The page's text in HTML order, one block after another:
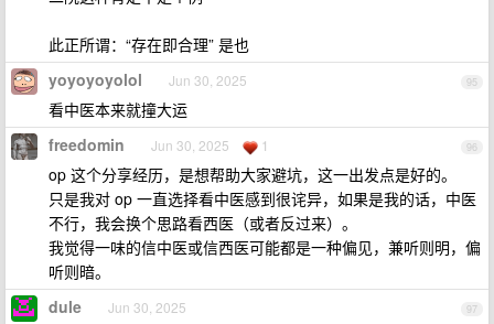
此正所谓：“存在即合理” 是也
95
yoyoyoyolol Jun 30, 2025
看中医本来就撞大运
96
freedomin Jun 30, 2025 1
op 这个分享经历，是想帮助大家避坑，这一出发点是好的。
只是我对 op 一直选择看中医感到很诧异，如果是我的话，中医
不行，我会换个思路看西医（或者反过来）。
我觉得一味的信中医或信西医可能都是一种偏见，兼听则明，偏
听则暗。
97
dule Jun 30, 2025